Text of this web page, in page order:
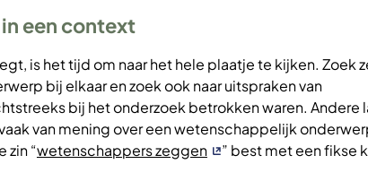
een context
is het tijd om naar het hele plaatje te kijken. Zoek
bij elkaar en zoek ook naar uitspraken van
bij het onderzoek betrokken waren. Andere
van mening over een wetenschappelijk
zin “wetenschappers zeggen
” best met een fikse